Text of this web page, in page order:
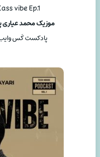
vibe Ep.1
موزیک محمد عیاری
پادکست کَس وایب